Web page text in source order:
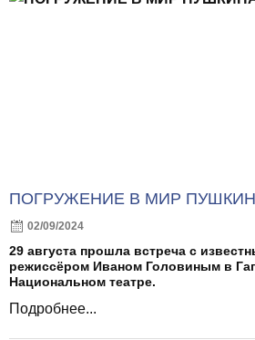
ПОГРУЖЕНИЕ В МИР
02/09/2024
29 августа прошла встреча с
режиссёром Иваном Головиным в
Национальном театре.
Подробнее...